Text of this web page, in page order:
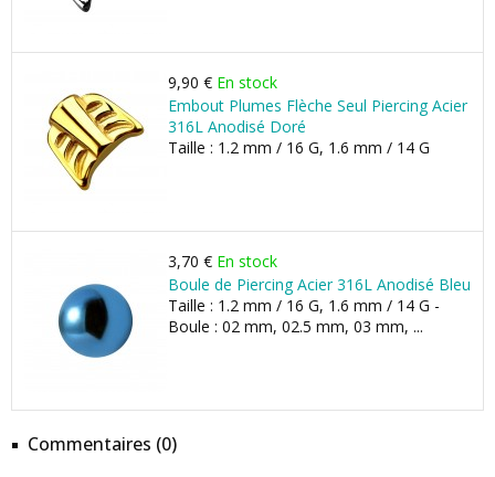
9,90 € En stock
Embout Plumes Flèche Seul Piercing Acier
316L Anodisé Doré
Taille : 1.2 mm / 16 G, 1.6 mm / 14 G
3,70 € En stock
Boule de Piercing Acier 316L Anodisé Bleu
Taille : 1.2 mm / 16 G, 1.6 mm / 14 G -
Boule : 02 mm, 02.5 mm, 03 mm, ...
Commentaires (0)